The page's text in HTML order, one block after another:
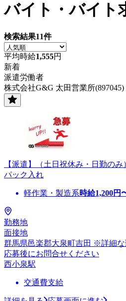
バイト・バイト
検索結果11件
平均時給1,555円
新着
派遣労働者
株式会社G&G 太田営業所(897045)
【派遣】（土日祝休み・日勤の
パック入れ
軽作業・製造系時給1,200円
勤務地
面接地
群馬県邑楽郡大泉町吉田 ※詳細な
応募後にお問合せください
西小泉駅
交通費支給